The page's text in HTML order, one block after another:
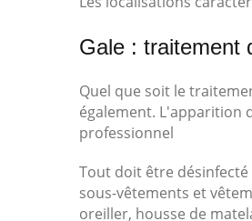
Gale : traitement
Quel que soit le
également. L'apparition
professionnel
Tout doit être désinfecté
sous-vêtements et
oreiller, housse de